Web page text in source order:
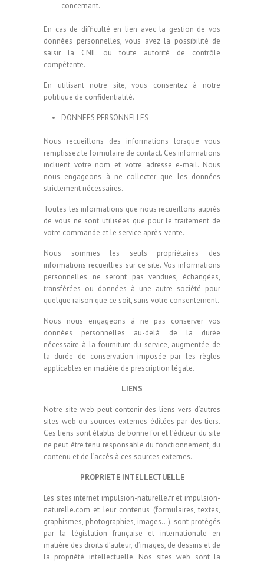
concernant.
En cas de difficulté en lien avec la gestion de vos
données personnelles, vous avez la possibilité de
saisir la CNIL ou toute autorité de contrôle
compétente.
En utilisant notre site, vous consentez à notre
politique de confidentialité.
DONNEES PERSONNELLES
Nous recueillons des informations lorsque vous
remplissez le formulaire de contact. Ces informations
incluent votre nom et votre adresse e-mail. Nous
nous engageons à ne collecter que les données
strictement nécessaires.
Toutes les informations que nous recueillons auprès
de vous ne sont utilisées que pour le traitement de
votre commande et le service après-vente.
Nous sommes les seuls propriétaires des
informations recueillies sur ce site. Vos informations
personnelles ne seront pas vendues, échangées,
transférées ou données à une autre société pour
quelque raison que ce soit, sans votre consentement.
Nous nous engageons à ne pas conserver vos
données personnelles au-delà de la durée
nécessaire à la fourniture du service, augmentée de
la durée de conservation imposée par les règles
applicables en matière de prescription légale.
LIENS
Notre site web peut contenir des liens vers d’autres
sites web ou sources externes éditées par des tiers.
Ces liens sont établis de bonne foi et l’éditeur du site
ne peut être tenu responsable du fonctionnement, du
contenu et de l’accès à ces sources externes.
PROPRIETE INTELLECTUELLE
Les sites internet impulsion-naturelle.fr et impulsion-
naturelle.com et leur contenus (formulaires, textes,
graphismes, photographies, images…). sont protégés
par la législation française et internationale en
matière des droits d’auteur, d’images, de dessins et de
la propriété intellectuelle. Nos sites web sont la